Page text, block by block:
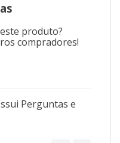
produto?
compradores!
Perguntas e